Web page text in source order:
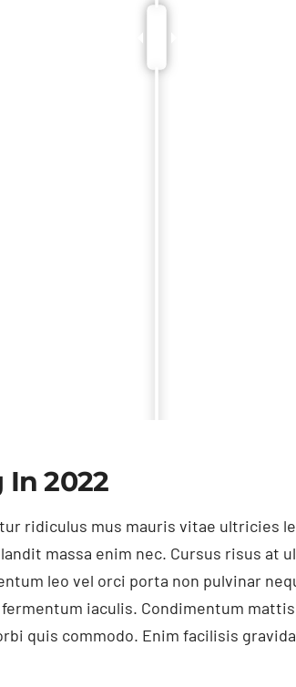
In 2022
ridiculus mus mauris vitae ultricies
massa enim nec. Cursus risus at
leo vel orci porta non pulvinar
iaculis. Condimentum
quis commodo. Enim facilisis